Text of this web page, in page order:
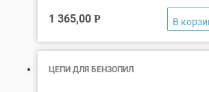
1 365,00 Р
ЦЕПИ ДЛЯ БЕНЗОПИЛ